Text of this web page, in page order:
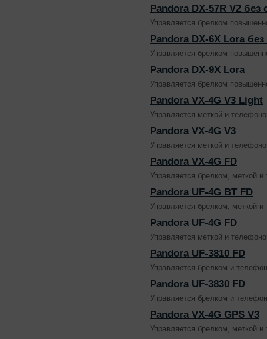
Pandora DX-57R V2 без
Управляется брелком
Pandora DX-6X Lora
Управляется брелком
Pandora DX-9X Lora
Управляется брелком
Pandora VX-4G V3 Light
Управляется меткой и
Pandora VX-4G V3
Управляется меткой и
Pandora VX-4G FD
Управляется брелком, меткой
Pandora UF-4G BT FD
Управляется брелком, меткой
Pandora UF-4G FD
Управляется меткой и
Pandora UF-3810 FD
Управляется брелком и
Pandora UF-3830 FD
Управляется брелком и
Pandora VX-4G GPS V3
Управляется брелком, меткой